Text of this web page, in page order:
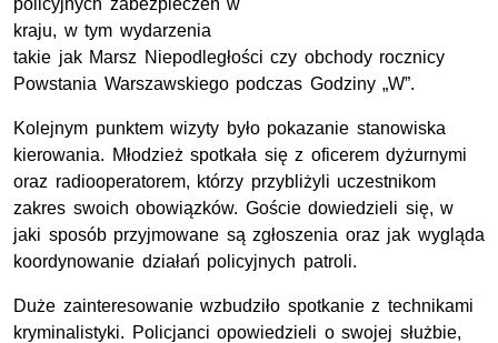
kraju, w tym wydarzenia
takie jak Marsz Niepodległości czy obchody rocznicy
Powstania Warszawskiego podczas Godziny „W”.
Kolejnym punktem wizyty było pokazanie stanowiska
kierowania. Młodzież spotkała się z oficerem dyżurnymi
oraz radiooperatorem, którzy przybliżyli uczestnikom
zakres swoich obowiązków. Goście dowiedzieli się, w
jaki sposób przyjmowane są zgłoszenia oraz jak wygląda
koordynowanie działań policyjnych patroli.
Duże zainteresowanie wzbudziło spotkanie z technikami
kryminalistyki. Policjanci opowiedzieli o swojej służbie,